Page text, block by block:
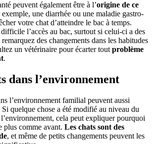
peuvent également être à l’origine de ce
exemple, une diarrhée ou une maladie gastro-
votre chat d’atteindre le bac à temps.
l’accès au bac, surtout si celui-ci a des
des changements dans les habitudes
un vétérinaire pour écarter toutproblème
.
dans l’environnement
l’environnement familial peuvent aussi
quelque chose a été modifié au niveau du
cela peut expliquer pourquoi
plus comme avant. Les chats sont des
, et même de petits changements peuvent les